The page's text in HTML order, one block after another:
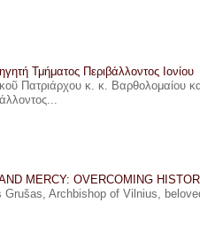
Τμήματος Περιβάλλοντος Ιονίου
Πατριάρχου κ. κ. Βαρθολομαίου
MERCY: OVERCOMING
Archbishop of Vilnius,